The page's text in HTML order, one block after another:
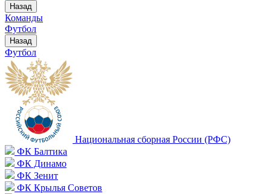
Назад
Команды
Футбол
Назад
Футбол
Национальная сборная России (РФС)
ФК Балтика
ФК Динамо
ФК Зенит
ФК Крылья Советов